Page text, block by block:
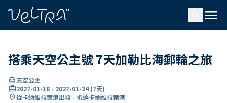
menu
搭乘天空公主號 7天加勒比海郵輪之旅
directions_boat天空公主
card_travel2027-01-18 - 2027-01-24(7天)
location_on從卡納維拉爾港出發 - 抵達卡納維拉爾港